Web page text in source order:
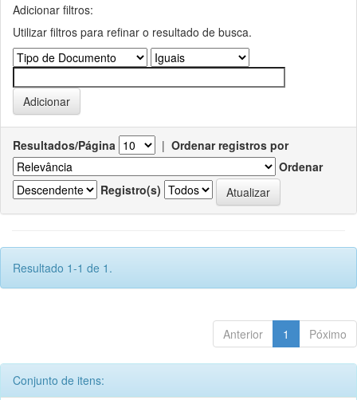
Adicionar filtros:
Utilizar filtros para refinar o resultado de busca.
Resultados/Página | Ordenar registros por
Ordenar
Registro(s)
Resultado 1-1 de 1.
Anterior 1 Póximo
Conjunto de itens: